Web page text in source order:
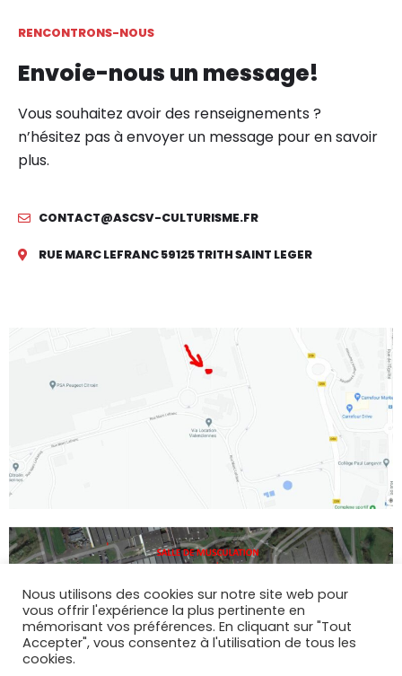
RENCONTRONS-NOUS
Envoie-nous un message!
Vous souhaitez avoir des renseignements ?
n’hésitez pas à envoyer un message pour en savoir
plus.
CONTACT@ASCSV-CULTURISME.FR
RUE MARC LEFRANC 59125 TRITH SAINT LEGER
Nous utilisons des cookies sur notre site web pour
vous offrir l'expérience la plus pertinente en
mémorisant vos préférences. En cliquant sur "Tout
Accepter", vous consentez à l'utilisation de tous les
cookies.